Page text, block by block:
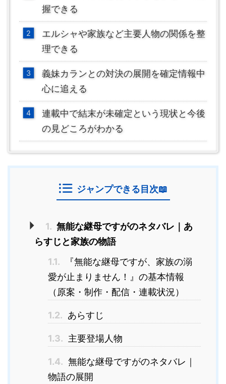
握できる
エルシャや家族など主要人物の関係を整
理できる
義妹カランとの対決の展開を確定情報中
心に追える
連載中で結末が未確定という現状と今後
の見どころがわかる
ジャンプできる目次📖
1. 無能な継母ですがのネタバレ｜あ
らすじと家族の物語
1.1.
『無能な継母ですが、家族の溺
愛が止まりません！』の基本情報
（原案・制作・配信・連載状況）
1.2. あらすじ
1.3. 主要登場人物
1.4. 無能な継母ですがのネタバレ｜
物語の展開